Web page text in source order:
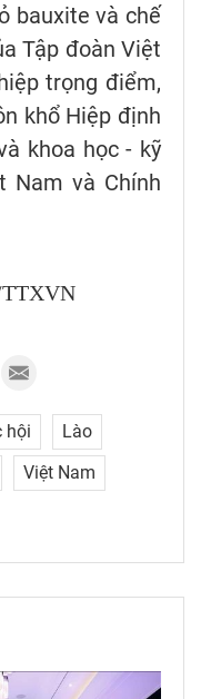
bauxite và chế
Tập đoàn Việt
trọng điểm,
khổ Hiệp định
khoa học - kỹ
Nam và Chính
TTXVN
hội
Lào
Việt Nam